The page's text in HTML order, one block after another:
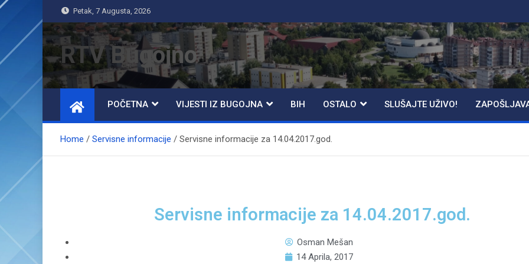
Petak, 7 Augusta, 2026
RTV Bugojno
POČETNA VIJESTI IZ BUGOJNA BIH OSTALO SLUŠAJTE UŽIVO!
Home Servisne informacije Servisne informacije za 14.04.2017.god.
Servisne informacije za 14.04.2017.god.
Osman Mešan
14 Aprila, 2017